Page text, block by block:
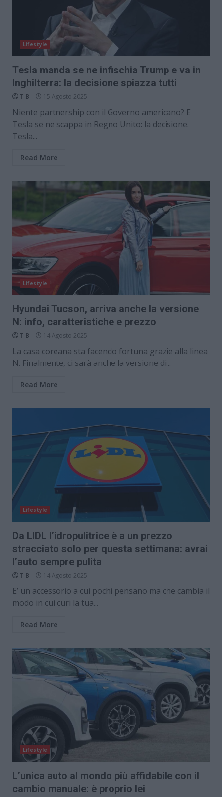
Lifestyle
Tesla manda se ne infischia Trump e va in
Inghilterra: la decisione spiazza tutti
T B 15 Agosto 2025
Niente partnership con il Governo americano? E
Tesla se ne scappa in Regno Unito: la decisione.
Tesla...
Read More
Lifestyle
Hyundai Tucson, arriva anche la versione
N: info, caratteristiche e prezzo
T B 14 Agosto 2025
La casa coreana sta facendo fortuna grazie alla linea
N. Finalmente, ci sarà anche la versione di...
Read More
Lifestyle
Da LIDL l’idropulitrice è a un prezzo
stracciato solo per questa settimana: avrai
l’auto sempre pulita
T B 14 Agosto 2025
E’ un accessorio a cui pochi pensano ma che cambia il
modo in cui curi la tua...
Read More
Lifestyle
L’unica auto al mondo più affidabile con il
cambio manuale: è proprio lei